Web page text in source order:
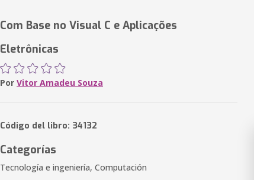
Com Base no Visual C e Aplicações
Eletrônicas
Por Vitor Amadeu Souza
Código del libro: 34132
Categorías
Tecnología e ingeniería, Computación